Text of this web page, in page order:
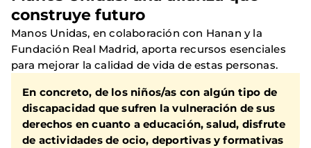
construye futuro
Manos Unidas, en colaboración con Hanan y la
Fundación Real Madrid, aporta recursos esenciales
para mejorar la calidad de vida de estas personas.
En concreto, de los niños/as con algún tipo de
discapacidad que sufren la vulneración de sus
derechos en cuanto a educación, salud, disfrute
de actividades de ocio, deportivas y formativas